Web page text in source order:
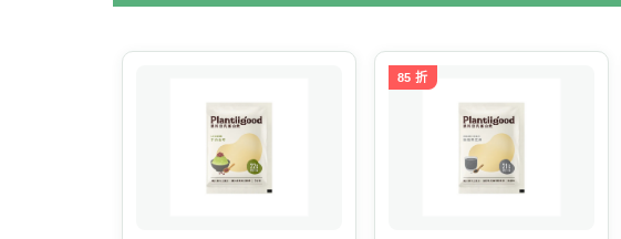
85 折